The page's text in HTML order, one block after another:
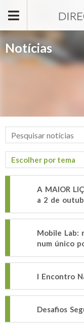
Notícias
A MAIOR
a 2 de
Mobile Lab:
num único
I Encontro
Desafios